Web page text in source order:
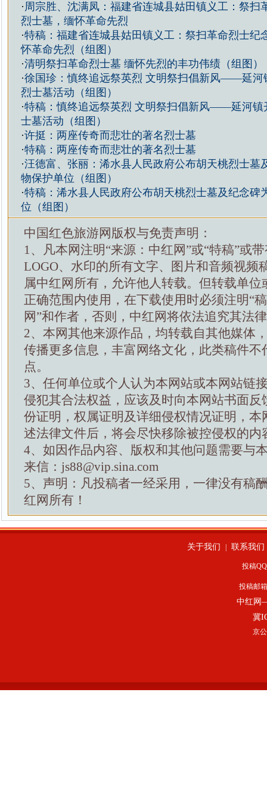
· 周宗胜、沈满凤：福建省连城县姑田镇义工：祭扫
烈士墓，缅怀革命先烈
·特稿：福建省连城县姑田镇义工：祭扫革命烈士纪
怀革命先烈（组图）
·清明祭扫革命烈士墓 缅怀先烈的丰功伟绩（组图）
·徐国珍：慎终追远祭英烈 文明祭扫倡新风——延河
烈士墓活动（组图）
·特稿：慎终追远祭英烈 文明祭扫倡新风——延河镇
士墓活动（组图）
·许挺：两座传奇而悲壮的著名烈士墓
·特稿：两座传奇而悲壮的著名烈士墓
·汪德富、张丽：浠水县人民政府公布胡天桃烈士墓
物保护单位（组图）
·特稿：浠水县人民政府公布胡天桃烈士墓及纪念碑
位（组图）
中国红色旅游网版权与免责声明：
1、凡本网注明“来源：中红网”或“特稿”或
LOGO、水印的所有文字、图片和音频视频
属中红网所有，允许他人转载。但转载单位
正确范围内使用，在下载使用时必须注明“
网”和作者，否则，中红网将依法追究其法
2、本网其他来源作品，均转载自其他媒体
传播更多信息，丰富网络文化，此类稿件不
点。
3、任何单位或个人认为本网站或本网站链
侵犯其合法权益，应该及时向本网站书面反
份证明，权属证明及详细侵权情况证明，本
述法律文件后，将会尽快移除被控侵权的内
4、如因作品内容、版权和其他问题需要与
来信：js88@vip.sina.com
5、声明：凡投稿者一经采用，一律没有稿
红网所有！
关于我们 联系我们
投稿
投稿邮
中红网
冀
京